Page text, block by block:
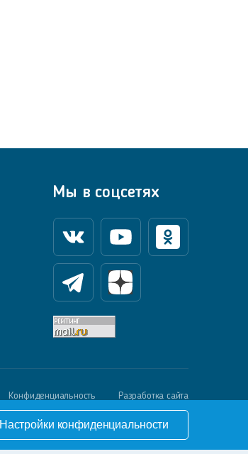
Мы в соцсетях
ВконтактеYoutube Одноклассники
Телеграм Яндекс Дзен
Конфиденциальность Разработка сайта
Настройки конфиденциальности